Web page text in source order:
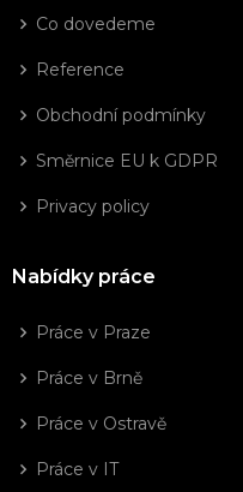
Co dovedeme
Reference
Obchodní podmínky
Směrnice EU k GDPR
Privacy policy
Nabídky práce
Práce v Praze
Práce v Brně
Práce v Ostravě
Práce v IT